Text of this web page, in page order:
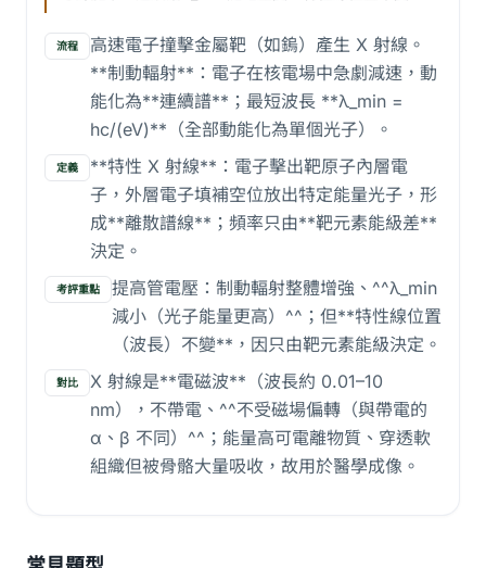
流程
高速電子撞擊金屬靶（如鎢）產生 X 射線。
**制動輻射**：電子在核電場中急劇減速，動
能化為**連續譜**；最短波長 **λ_min =
hc/(eV)**（全部動能化為單個光子）。
定義
**特性 X 射線**：電子擊出靶原子內層電
子，外層電子填補空位放出特定能量光子，形
成**離散譜線**；頻率只由**靶元素能級差**
決定。
考評重點
提高管電壓：制動輻射整體增強、^^λ_min
減小（光子能量更高）^^；但**特性線位置
（波長）不變**，因只由靶元素能級決定。
對比
X 射線是**電磁波**（波長約 0.01–10
nm），不帶電、^^不受磁場偏轉（與帶電的
α、β 不同）^^；能量高可電離物質、穿透軟
組織但被骨骼大量吸收，故用於醫學成像。